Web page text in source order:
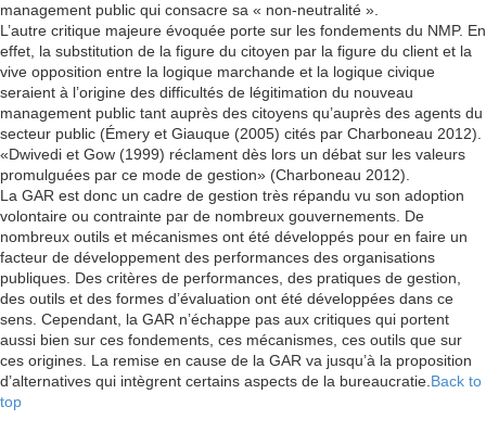
management public qui consacre sa « non-neutralité ».
L’autre critique majeure évoquée porte sur les fondements du NMP. En
effet, la substitution de la figure du citoyen par la figure du client et la
vive opposition entre la logique marchande et la logique civique
seraient à l’origine des difficultés de légitimation du nouveau
management public tant auprès des citoyens qu’auprès des agents du
secteur public (Émery et Giauque (2005) cités par Charboneau 2012).
«Dwivedi et Gow (1999) réclament dès lors un débat sur les valeurs
promulguées par ce mode de gestion» (Charboneau 2012).
La GAR est donc un cadre de gestion très répandu vu son adoption
volontaire ou contrainte par de nombreux gouvernements. De
nombreux outils et mécanismes ont été développés pour en faire un
facteur de développement des performances des organisations
publiques. Des critères de performances, des pratiques de gestion,
des outils et des formes d’évaluation ont été développées dans ce
sens. Cependant, la GAR n’échappe pas aux critiques qui portent
aussi bien sur ces fondements, ces mécanismes, ces outils que sur
ces origines. La remise en cause de la GAR va jusqu’à la proposition
d’alternatives qui intègrent certains aspects de la bureaucratie.Back to
top